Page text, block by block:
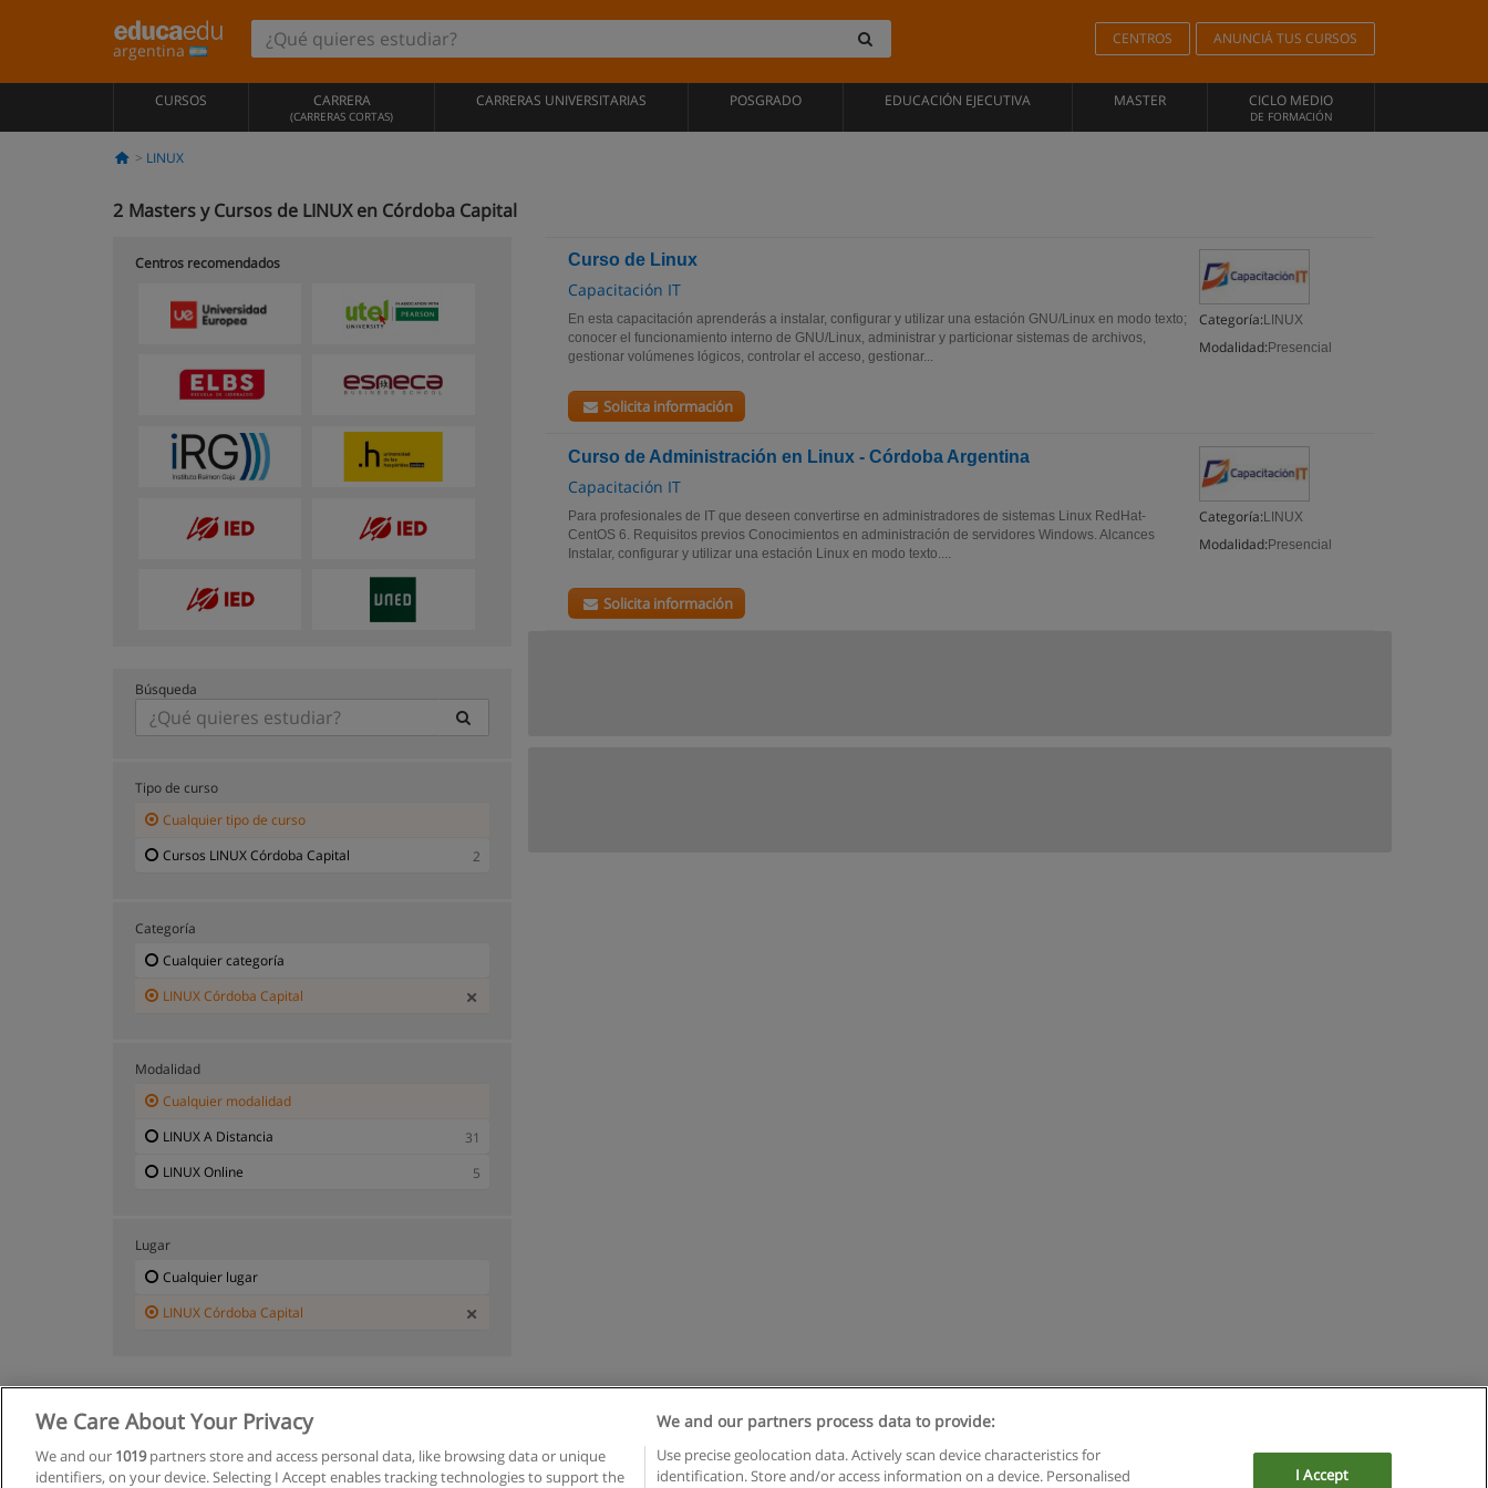
argentina
CENTROS ANUNCIÁ TUS CURSOS
CURSOS CARRERA
(CARRERAS CORTAS)
CARRERAS UNIVERSITARIAS POSGRADO EDUCACIÓN EJECUTIVA MASTER CICLO MEDIO
DE FORMACIÓN
LINUX
2 Masters y Cursos de LINUX en Córdoba Capital
Curso de Linux
Capacitación IT
Categoría: LINUX
Modalidad: Presencial
En esta capacitación aprenderás a instalar, configurar y utilizar una estación GNU/Linux en modo texto;
conocer el funcionamiento interno de GNU/Linux, administrar y particionar sistemas de archivos,
gestionar volúmenes lógicos, controlar el acceso, gestionar...
Solicita información
Curso de Administración en Linux - Córdoba Argentina
Capacitación IT
Categoría: LINUX
Modalidad: Presencial
Para profesionales de IT que deseen convertirse en administradores de sistemas Linux RedHat-
CentOS 6. Requisitos previos Conocimientos en administración de servidores Windows. Alcances
Instalar, configurar y utilizar una estación Linux en modo texto....
Solicita información
Centros recomendados
Búsqueda
Tipo de curso
Cualquier tipo de curso
Cursos LINUX Córdoba Capital
2
Categoría
Cualquier categoría
LINUX Córdoba Capital
Modalidad
Cualquier modalidad
LINUX A Distancia
31
LINUX Online
5
Lugar
Cualquier lugar
LINUX Córdoba Capital
We Care About Your Privacy
We and our 1019partners store and access personal data, like browsing data or unique
identifiers, on your device. Selecting I Accept enables tracking technologies to support the
We and our partners process data to provide:
Use precise geolocation data. Actively scan device characteristics for
identification. Store and/or access information on a device. Personalised
I Accept